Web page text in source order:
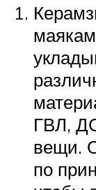
ГВЛ,
вещи.
по